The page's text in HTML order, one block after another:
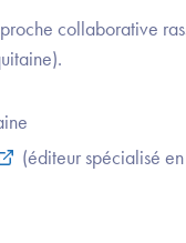
collaborative
(éditeur spécialisé